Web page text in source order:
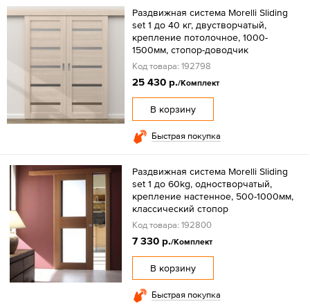
Раздвижная система Morelli Sliding
set 1 до 40 кг, двустворчатый,
крепление потолочное, 1000-
1500мм, стопор-доводчик
Код товара: 192798
25 430 р./Комплект
В корзину
Быстрая покупка
Раздвижная система Morelli Sliding
set 1 до 60kg, одностворчатый,
крепление настенное, 500-1000мм,
классический стопор
Код товара: 192800
7 330 р./Комплект
В корзину
Быстрая покупка